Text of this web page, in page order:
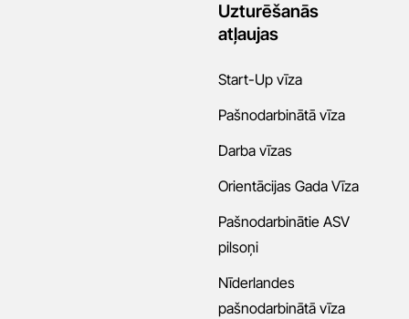
Uzturēšanās
atļaujas
Start-Up vīza
Pašnodarbinātā vīza
Darba vīzas
Orientācijas Gada Vīza
Pašnodarbinātie ASV
pilsoņi
Nīderlandes
pašnodarbinātā vīza